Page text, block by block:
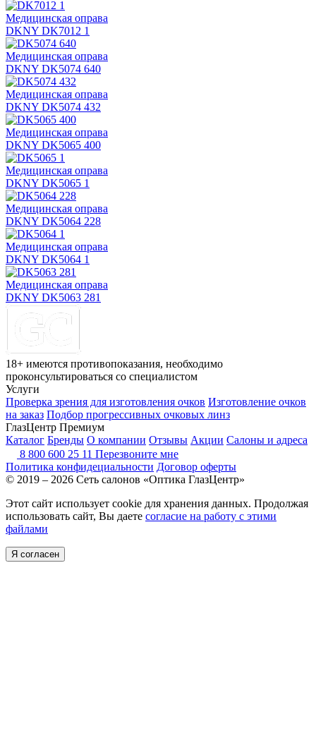
Медицинская оправа
DKNY DK7012 1
Медицинская оправа
DKNY DK5074 640
Медицинская оправа
DKNY DK5074 432
Медицинская оправа
DKNY DK5065 400
Медицинская оправа
DKNY DK5065 1
Медицинская оправа
DKNY DK5064 228
Медицинская оправа
DKNY DK5064 1
Медицинская оправа
DKNY DK5063 281
18+ имеются противопоказания, необходимо
проконсультироваться со специалистом
Услуги
Проверка зрения для изготовления очков Изготовление очков
на заказ Подбор прогрессивных очковых линз
ГлазЦентр Премиум
Каталог Бренды О компании Отзывы Акции Салоны и адреса
8 800 600 25 11 Перезвоните мне
Политика конфидециальности Договор оферты
© 2019 – 2026 Сеть салонов «Оптика ГлазЦентр»
Этот сайт использует cookie для хранения данных. Продолжая
использовать сайт, Вы даете согласие на работу с этими
файлами
Я согласен